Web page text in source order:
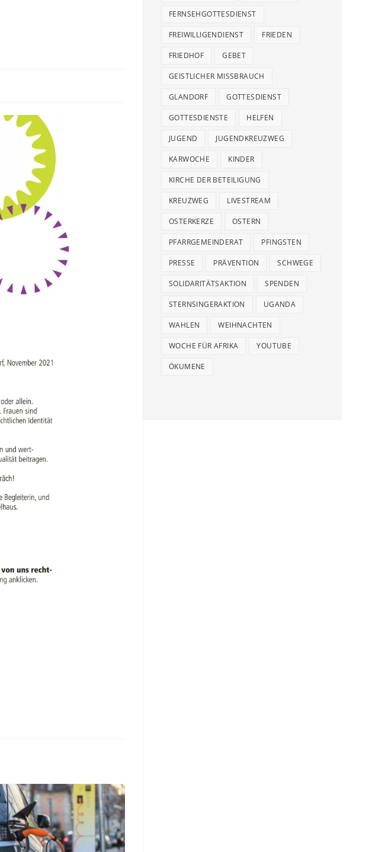
FERNSEHGOTTESDIENST
FREIWILLIGENDIENST FRIEDEN
FRIEDHOF GEBET
GEISTLICHER MISSBRAUCH
GLANDORF GOTTESDIENST
GOTTESDIENSTE HELFEN
JUGEND JUGENDKREUZWEG
KARWOCHE KINDER
KIRCHE DER BETEILIGUNG
KREUZWEG LIVESTREAM
OSTERKERZE OSTERN
PFARRGEMEINDERAT PFINGSTEN
PRESSE PRÄVENTION SCHWEGE
SOLIDARITÄTSAKTION SPENDEN
STERNSINGERAKTION UGANDA
WAHLEN WEIHNACHTEN
WOCHE FÜR AFRIKA YOUTUBE
ÖKUMENE